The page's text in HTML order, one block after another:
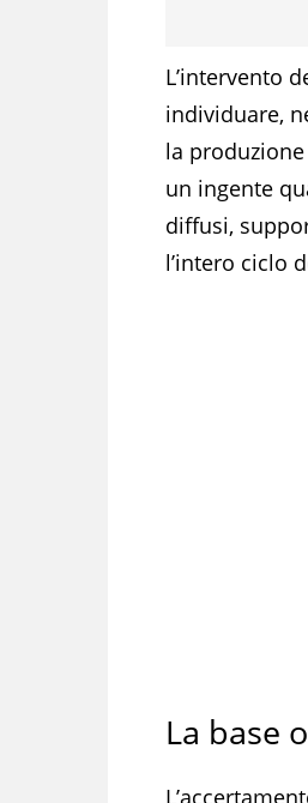
L’intervento
individuare,
la
un ingente
diffusi,
l’intero ciclo
La base